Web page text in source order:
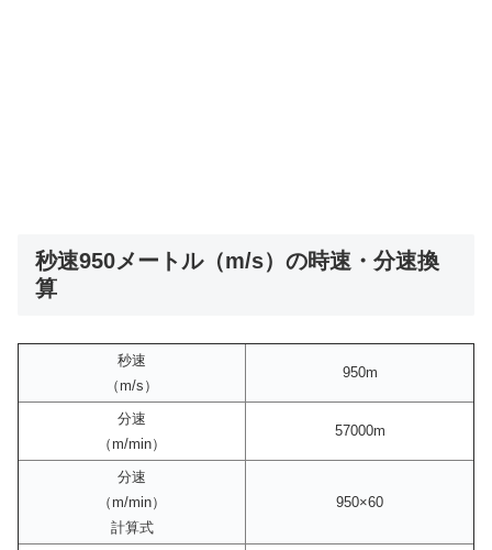
秒速950メートル（m/s）の時速・分速換
算
秒速
（m/s）
950m
分速
（m/min）
57000m
分速
（m/min）
計算式
950×60